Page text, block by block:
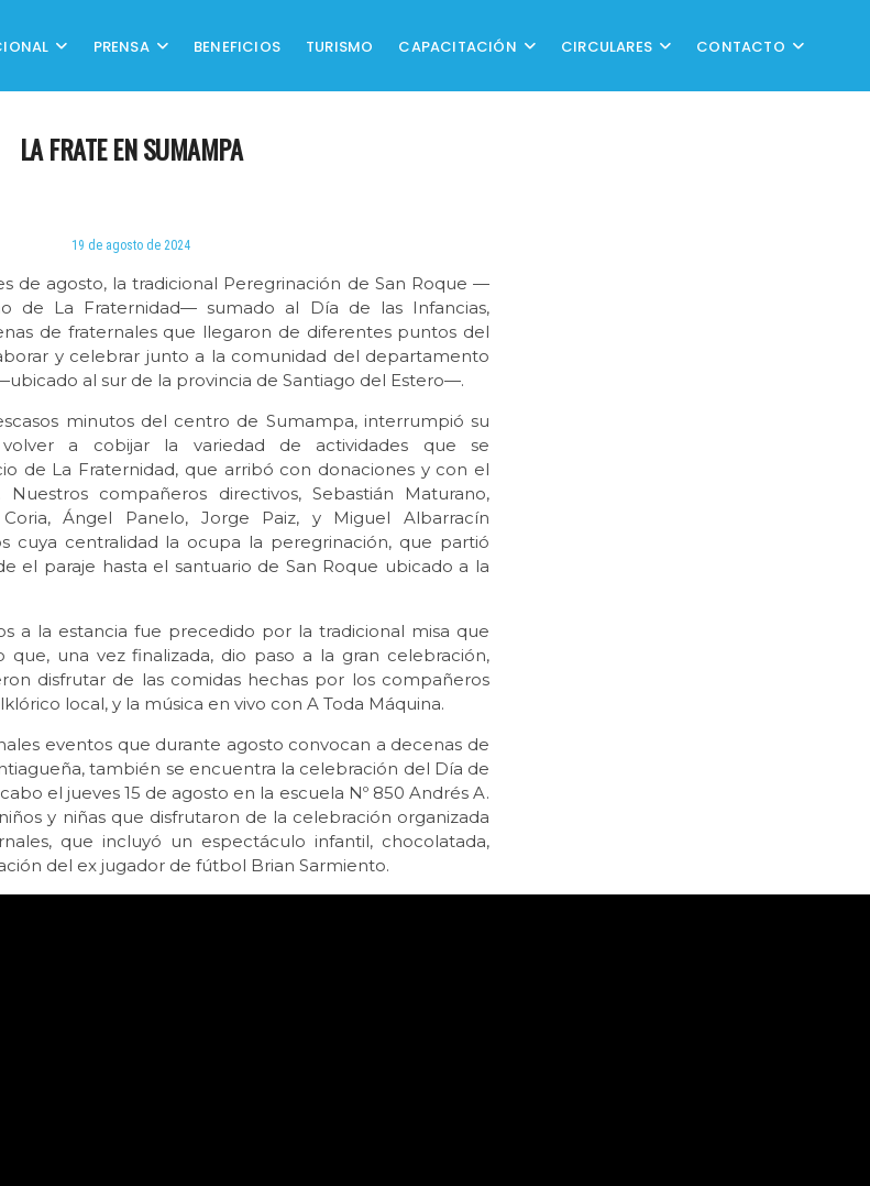
PRENSA BENEFICIOS TURISMO CAPACITACIÓN CIRCULARES CONTACTO
LA FRATE EN SUMAMPA
19 de agosto de 2024
de agosto, la tradicional Peregrinación de San Roque —
de La Fraternidad— sumado al Día de las Infancias,
de fraternales que llegaron de diferentes puntos del
y celebrar junto a la comunidad del departamento
al sur de la provincia de Santiago del Estero—.
minutos del centro de Sumampa, interrumpió su
a cobijar la variedad de actividades que se
de La Fraternidad, que arribó con donaciones y con el
compañeros directivos, Sebastián Maturano,
Coria, Ángel Panelo, Jorge Paiz, y Miguel Albarracín
cuya centralidad la ocupa la peregrinación, que partió
el paraje hasta el santuario de San Roque ubicado a la
a la estancia fue precedido por la tradicional misa que
que, una vez finalizada, dio paso a la gran celebración,
disfrutar de las comidas hechas por los compañeros
local, y la música en vivo con A Toda Máquina.
eventos que durante agosto convocan a decenas de
también se encuentra la celebración del Día de
el jueves 15 de agosto en la escuela Nº 850 Andrés A.
y niñas que disfrutaron de la celebración organizada
que incluyó un espectáculo infantil, chocolatada,
del ex jugador de fútbol Brian Sarmiento.